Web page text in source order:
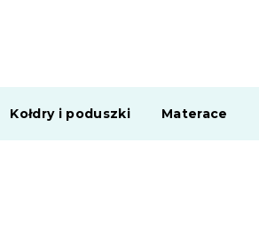
Kołdry i poduszki Materace